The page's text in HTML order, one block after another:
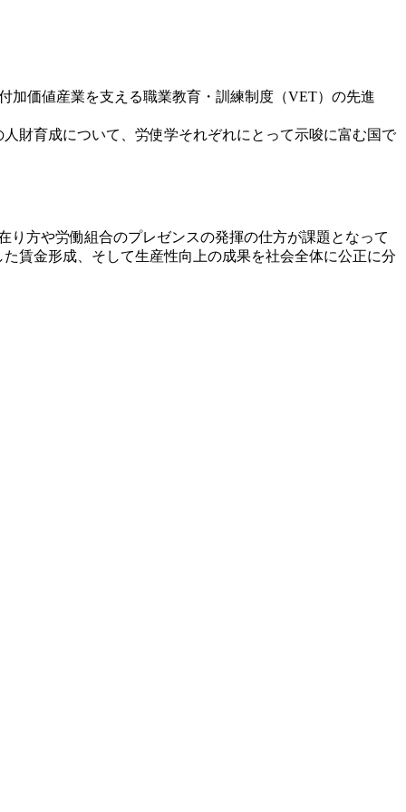
加価値産業を支える職業教育・訓練制度（VET）の先進
財育成について、労使学それぞれにとって示唆に富む国で
方や労働組合のプレゼンスの発揮の仕方が課題となって
賃金形成、そして生産性向上の成果を社会全体に公正に分